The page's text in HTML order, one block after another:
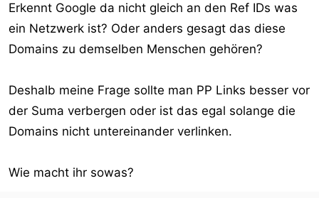
Erkennt Google da nicht gleich an den Ref IDs was
ein Netzwerk ist? Oder anders gesagt das diese
Domains zu demselben Menschen gehören?
Deshalb meine Frage sollte man PP Links besser vor
der Suma verbergen oder ist das egal solange die
Domains nicht untereinander verlinken.
Wie macht ihr sowas?